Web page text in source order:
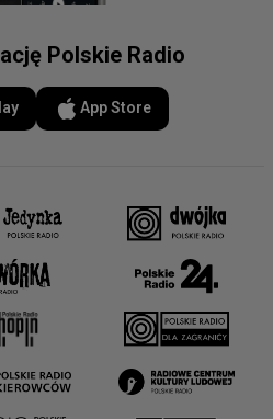
Polskie Radio
App Store